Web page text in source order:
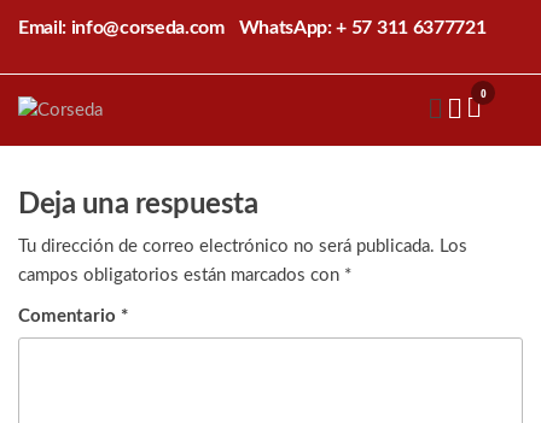
contenido
Email: info@corseda.com WhatsApp: + 57 311 6377721
sericultura
0
Deja una respuesta
Tu dirección de correo electrónico no será publicada. Los
campos obligatorios están marcados con *
Comentario *